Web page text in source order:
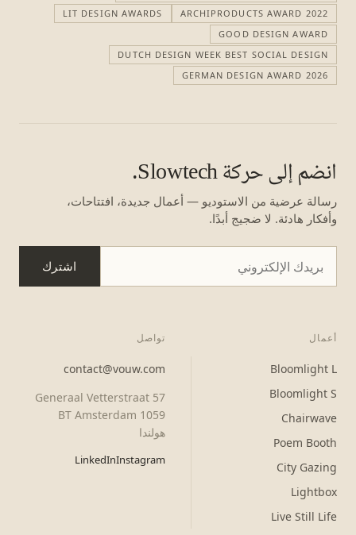
ARCHIPRODUCTS AWARD 2022
LIT DESIGN AWARDS
GOOD DESIGN AWARD
DUTCH DESIGN WEEK BEST SOCIAL DESIGN
GERMAN DESIGN AWARD 2026
انضم إلى حركة Slowtech.
رسالة عرضية من الاستوديو — أعمال جديدة، افتتاحات،
وأفكار هادئة. لا ضجيج أبدًا.
اشترك
أعمال
Bloomlight L
Bloomlight S
Chairwave
Poem Booth
City Gazing
Lightbox
Live Still Life
تواصل
contact@vouw.com
Generaal Vetterstraat 57
1059 BT Amsterdam
هولندا
Instagram
LinkedIn